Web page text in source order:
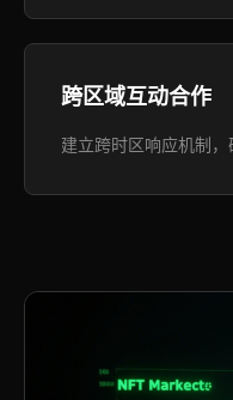
跨区域互动合作
建立跨时区响应机制，